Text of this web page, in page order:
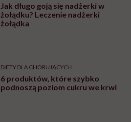
Jak długo goją się nadżerki w
żołądku? Leczenie nadżerki
żołądka
DIETY DLA CHORUJĄCYCH
6 produktów, które szybko
podnoszą poziom cukru we krwi